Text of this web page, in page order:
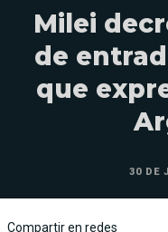
Milei
de
que
30 DE
Compartir en redes